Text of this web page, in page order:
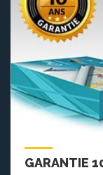
GARANTIE